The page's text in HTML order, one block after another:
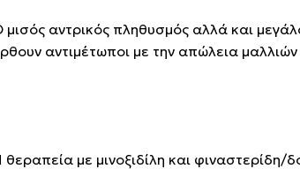
μισός αντρικός πληθυσμός αλλά και
αντιμέτωποι με την απώλεια
θεραπεία με μινοξιδίλη και φιναστερίδη/